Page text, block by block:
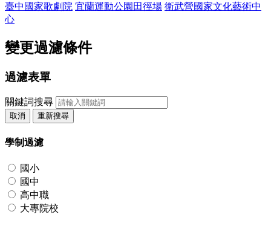
臺中國家歌劇院 宜蘭運動公園田徑場 衛武營國家文化藝術中
心
變更過濾條件
過濾表單
關鍵詞搜尋
取消 重新搜尋
學制過濾
國小
國中
高中職
大專院校